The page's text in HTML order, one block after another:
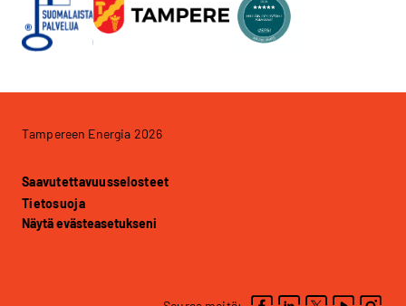
Tampereen Energia 2026
Saavutettavuusselosteet
Tietosuoja
Näytä evästeasetukseni